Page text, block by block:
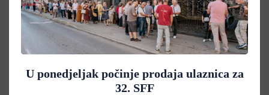
U ponedjeljak počinje prodaja ulaznica za
32. SFF